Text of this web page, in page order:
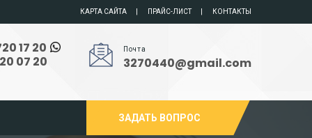
КАРТА САЙТА ПРАЙС-ЛИСТ КОНТАКТЫ
17 20
07 20
Почта
3270440@gmail.com
ЗАДАТЬ ВОПРОС